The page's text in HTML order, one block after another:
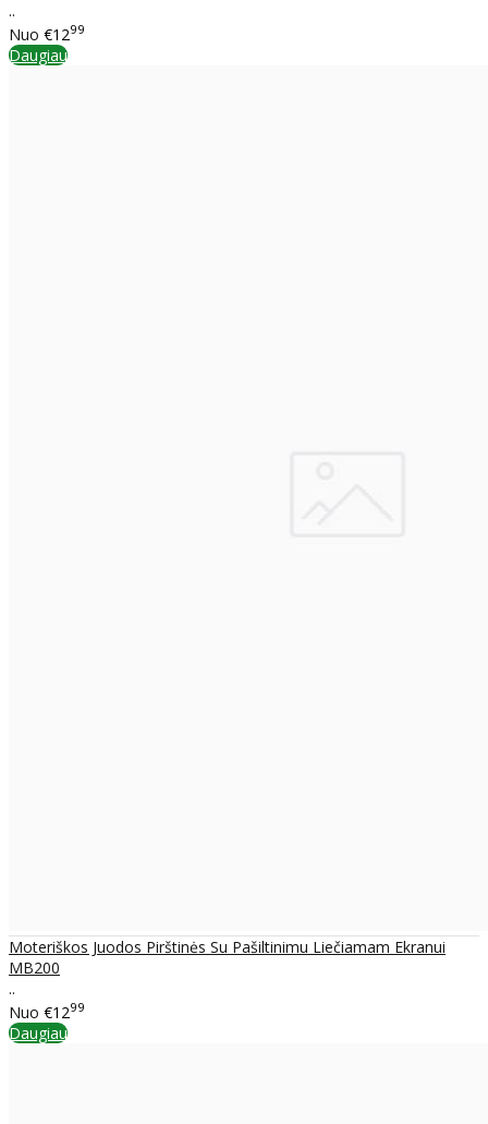
..
Nuo €1299
Daugiau
Moteriškos Juodos Pirštinės Su Pašiltinimu Liečiamam Ekranui
MB200
..
Nuo €1299
Daugiau